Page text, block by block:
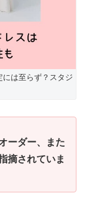
は至らず？スタジ
ーダー、また
摘されていま